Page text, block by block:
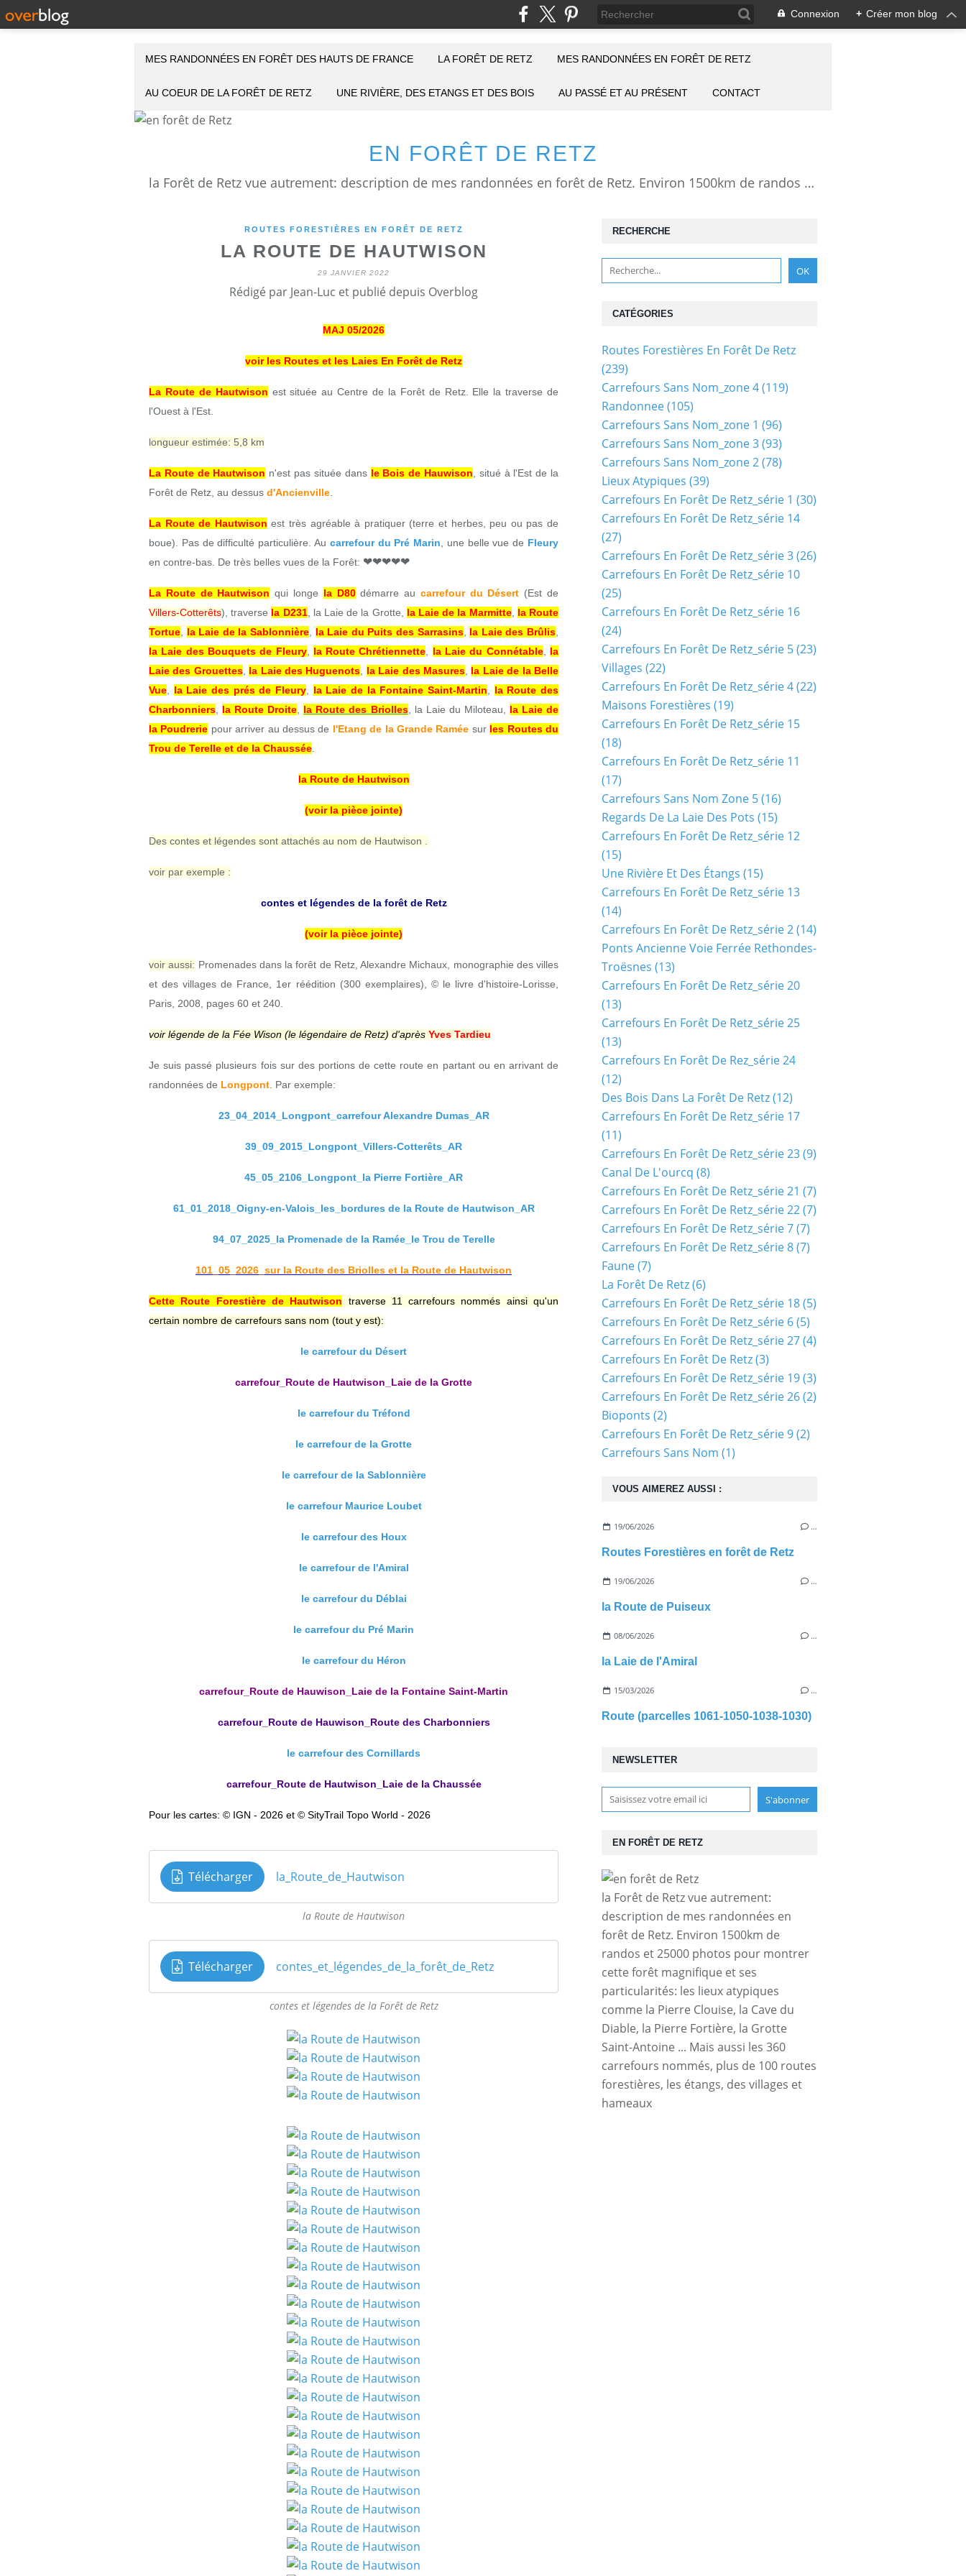
Connexion + Créer mon blog
EN FORÊT DE RETZ
la Forêt de Retz vue autrement: description de mes randonnées en forêt de Retz. Environ 1500km de randos et 25000 photos pour montrer cette forêt magnifique et ses particularités: les lieux atypiques comme la Pierre Clouise, la Cave du Diable, la Pierre Fortière, la Grotte Saint-Antoine ... Mais aussi les 360 carrefours nommés, plus de 100 routes forestières, les étangs, des villages et hameaux
MES RANDONNÉES EN FORÊT DES HAUTS DE FRANCE LA FORÊT DE RETZ MES RANDONNÉES EN FORÊT DE RETZ
AU COEUR DE LA FORÊT DE RETZ UNE RIVIÈRE, DES ETANGS ET DES BOIS AU PASSÉ ET AU PRÉSENT CONTACT
ROUTES FORESTIÈRES EN FORÊT DE RETZ
LA ROUTE DE HAUTWISON
29 JANVIER 2022
Rédigé par Jean-Luc et publié depuis Overblog
MAJ 05/2026
voir les Routes et les Laies En Forêt de Retz
La Route de Hautwison est située au Centre de la Forêt de Retz. Elle la traverse de
l'Ouest à l'Est.
longueur estimée: 5,8 km
La Route de Hautwison n'est pas située dans le Bois de Hauwison , situé à l'Est de la
Forêt de Retz, au dessus d'Ancienville
La Route de Hautwison est très agréable à pratiquer (terre et herbes, peu ou pas de
boue). Pas de difficulté particulière. Au carrefour du Pré Marin , une belle vue de Fleury
en contre-bas. De très belles vues de la Forêt: ❤❤❤❤❤
La Route de Hautwison qui longe la D80démarre au carrefour du Désert (Est de
Villers-Cotterêts), traverse la D231, la Laie de la Grotte, la Laie de la Marmitte, la Route
Tortue
la Laie de la Sablonnière la Laie du Puits des Sarrasins, la Laie des Brûlis
la Laie des Bouquets de Fleury, la Route Chrétiennette la Laie du Connétable, la
Laie des Grouettes, la Laie des Huguenots la Laie des Masures la Laie de la Belle
Vue
la Laie des prés de Fleury la Laie de la Fontaine Saint-Martin
la Route des
Charbonniers
la Route Droite la Route des Briolles, la Laie du Miloteau, la Laie de
la Poudrerie pour arriver au dessus de l'Etang de la Grande Ramée sur les Routes du
Trou de Terelle et de la Chaussée
la Route de Hautwison
(voir la pièce jointe)
Des contes et légendes sont attachés au nom de Hautwison .
voir par exemple :
contes et légendes de la forêt de Retz
(voir la pièce jointe)
voir aussi: Promenades dans la forêt de Retz, Alexandre Michaux, monographie des villes
et des villages de France, 1er réédition (300 exemplaires), © le livre d'histoire-Lorisse,
Paris, 2008, pages 60 et 240.
voir légende de la Fée Wison (le légendaire de Retz) d'après Yves Tardieu
Je suis passé plusieurs fois sur des portions de cette route en partant ou en arrivant de
randonnées de Longpont . Par exemple:
23_04_2014_Longpont_carrefour Alexandre Dumas_AR
39_09_2015_Longpont_Villers-Cotterêts_AR
45_05_2106_Longpont_la Pierre Fortière_AR
61_01_2018_Oigny-en-Valois_les_bordures de la Route de Hautwison_AR
94_07_2025_la Promenade de la Ramée_le Trou de Terelle
101_05_2026_sur la Route des Briolles et la Route de Hautwison
Cette Route Forestière de Hautwison traverse 11 carrefours nommés ainsi qu'un
certain nombre de carrefours sans nom (tout y est):
le carrefour du Désert
carrefour_Route de Hautwison_Laie de la Grotte
le carrefour du Tréfond
le carrefour de la Grotte
le carrefour de la Sablonnière
le carrefour Maurice Loubet
le carrefour des Houx
le carrefour de l'Amiral
le carrefour du Déblai
le carrefour du Pré Marin
le carrefour du Héron
carrefour_Route de Hauwison_Laie de la Fontaine Saint-Martin
carrefour_Route de Hauwison_Route des Charbonniers
le carrefour des Cornillards
carrefour_Route de Hautwison_Laie de la Chaussée
Pour les cartes: © IGN - 2026 et © SityTrail Topo World - 2026
Télécharger la_Route_de_Hautwison
la Route de Hautwison
Télécharger contes_et_légendes_de_la_forêt_de_Retz
contes et légendes de la Forêt de Retz
NEWSLETTER
RECHERCHE
EN FORÊT DE RETZ
la Forêt de Retz vue autrement:
description de mes randonnées en
forêt de Retz. Environ 1500km de
randos et 25000 photos pour montrer
cette forêt magnifique et ses
particularités: les lieux atypiques
comme la Pierre Clouise, la Cave du
Diable, la Pierre Fortière, la Grotte
Saint-Antoine ... Mais aussi les 360
carrefours nommés, plus de 100 routes
forestières, les étangs, des villages et
hameaux
VOUS AIMEREZ AUSSI :
19/06/2026 …
Routes Forestières en forêt de Retz
19/06/2026 …
la Route de Puiseux
08/06/2026 …
la Laie de l'Amiral
15/03/2026 …
Route (parcelles 1061-1050-1038-1030)
CATÉGORIES
Routes Forestières En Forêt De Retz
(239)
Carrefours Sans Nom_zone 4(119)
Randonnee(105)
Carrefours Sans Nom_zone 1 (96)
Carrefours Sans Nom_zone 3(93)
Carrefours Sans Nom_zone 2(78)
Lieux Atypiques (39)
Carrefours En Forêt De Retz_série 1 (30)
Carrefours En Forêt De Retz_série 14
(27)
Carrefours En Forêt De Retz_série 3(26)
Carrefours En Forêt De Retz_série 10
(25)
Carrefours En Forêt De Retz_série 16
(24)
Carrefours En Forêt De Retz_série 5(23)
Villages (22)
Carrefours En Forêt De Retz_série 4(22)
Maisons Forestières (19)
Carrefours En Forêt De Retz_série 15
(18)
Carrefours En Forêt De Retz_série 11
(17)
Carrefours Sans Nom Zone 5(16)
Regards De La Laie Des Pots (15)
Carrefours En Forêt De Retz_série 12
(15)
Une Rivière Et Des Étangs (15)
Carrefours En Forêt De Retz_série 13
(14)
Carrefours En Forêt De Retz_série 2(14)
Ponts Ancienne Voie Ferrée Rethondes-
Troësnes (13)
Carrefours En Forêt De Retz_série 20
(13)
Carrefours En Forêt De Retz_série 25
(13)
Carrefours En Forêt De Rez_série 24
(12)
Des Bois Dans La Forêt De Retz(12)
Carrefours En Forêt De Retz_série 17
(11)
Carrefours En Forêt De Retz_série 23(9)
Canal De L'ourcq (8)
Carrefours En Forêt De Retz_série 21 (7)
Carrefours En Forêt De Retz_série 22(7)
Carrefours En Forêt De Retz_série 7(7)
Carrefours En Forêt De Retz_série 8(7)
Faune(7)
La Forêt De Retz(6)
Carrefours En Forêt De Retz_série 18(5)
Carrefours En Forêt De Retz_série 6(5)
Carrefours En Forêt De Retz_série 27(4)
Carrefours En Forêt De Retz(3)
Carrefours En Forêt De Retz_série 19(3)
Carrefours En Forêt De Retz_série 26(2)
Bioponts (2)
Carrefours En Forêt De Retz_série 9(2)
Carrefours Sans Nom (1)